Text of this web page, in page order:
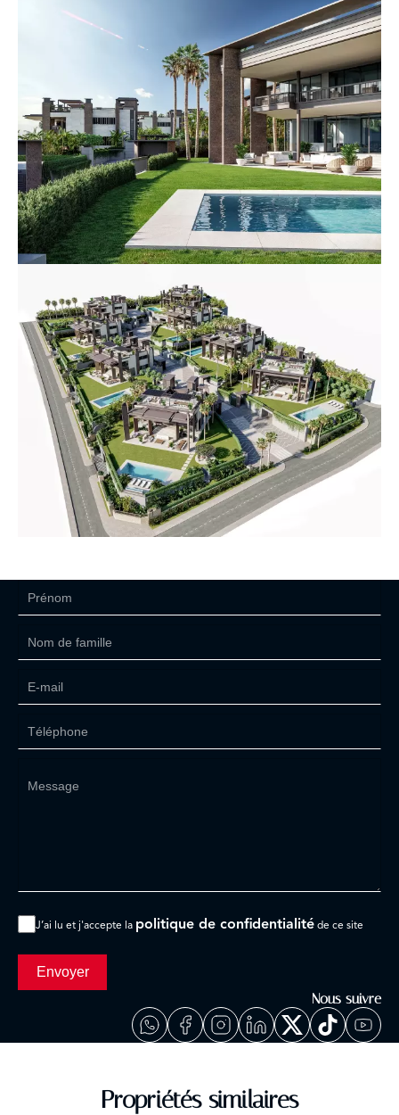
J’ai lu et j'accepte la politique de confidentialité de ce site
Envoyer
Nous suivre
Propriétés similaires